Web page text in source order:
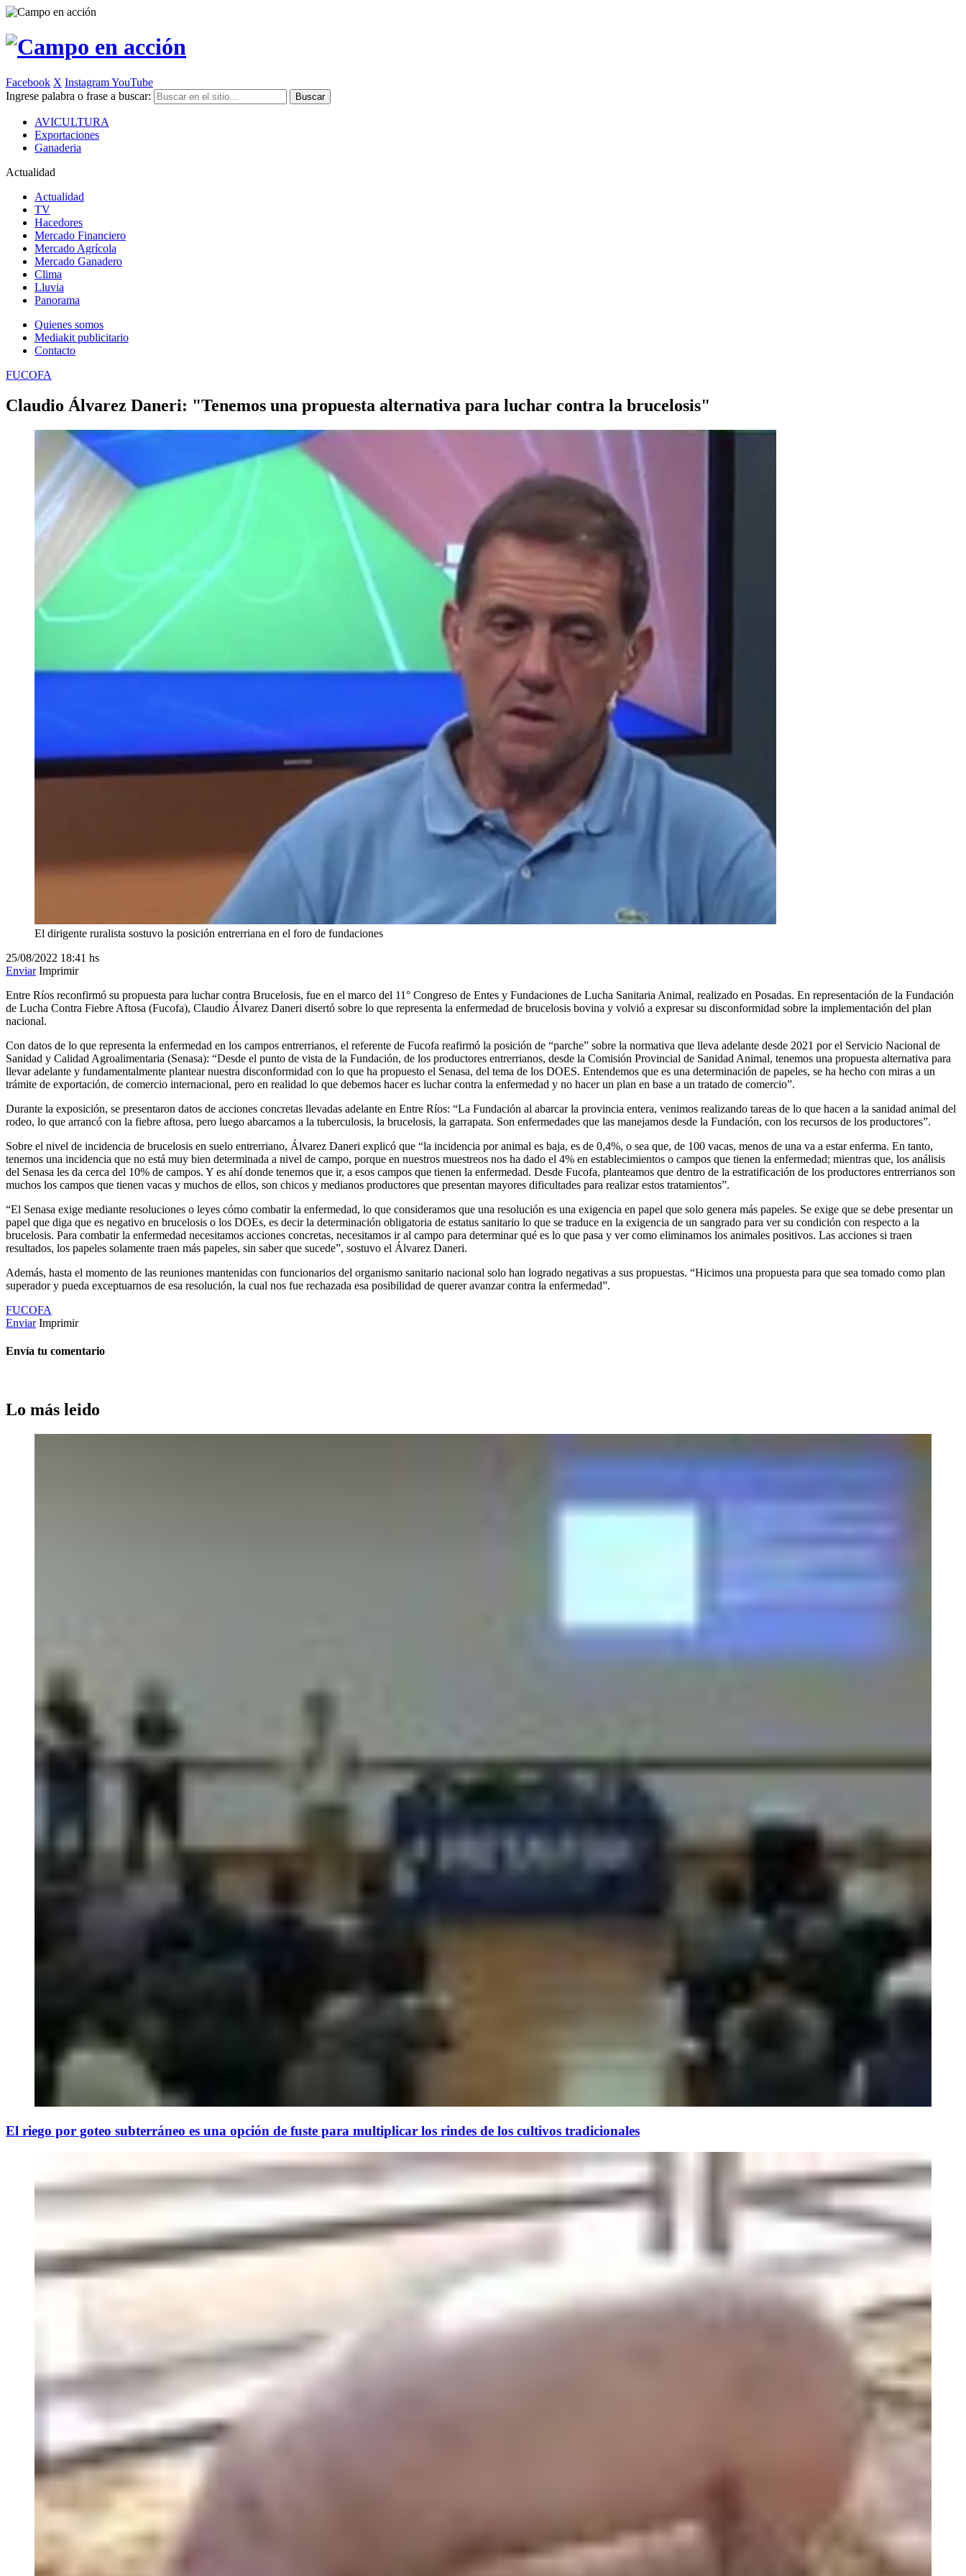
Facebook X InstagramYouTube
Ingrese palabra o frase a buscar:
AVICULTURA
Exportaciones
Ganaderia
Actualidad
Actualidad
TV
Hacedores
Mercado Financiero
Mercado Agrícola
Mercado Ganadero
Clima
Lluvia
Panorama
Quienes somos
Mediakit publicitario
Contacto
FUCOFA
Claudio Álvarez Daneri: "Tenemos una propuesta alternativa para luchar contra la brucelosis"
El dirigente ruralista sostuvo la posición entrerriana en el foro de fundaciones
25/08/2022 18:41 hs
Enviar Imprimir
Entre Ríos reconfirmó su propuesta para luchar contra Brucelosis, fue en el marco del 11° Congreso de Entes y Fundaciones de Lucha Sanitaria Animal, realizado en Posadas. En representación de la Fundación
de Lucha Contra Fiebre Aftosa (Fucofa), Claudio Álvarez Daneri disertó sobre lo que representa la enfermedad de brucelosis bovina y volvió a expresar su disconformidad sobre la implementación del plan
nacional.
Con datos de lo que representa la enfermedad en los campos entrerrianos, el referente de Fucofa reafirmó la posición de “parche” sobre la normativa que lleva adelante desde 2021 por el Servicio Nacional de
Sanidad y Calidad Agroalimentaria (Senasa): “Desde el punto de vista de la Fundación, de los productores entrerrianos, desde la Comisión Provincial de Sanidad Animal, tenemos una propuesta alternativa para
llevar adelante y fundamentalmente plantear nuestra disconformidad con lo que ha propuesto el Senasa, del tema de los DOES. Entendemos que es una determinación de papeles, se ha hecho con miras a un
trámite de exportación, de comercio internacional, pero en realidad lo que debemos hacer es luchar contra la enfermedad y no hacer un plan en base a un tratado de comercio”.
Durante la exposición, se presentaron datos de acciones concretas llevadas adelante en Entre Ríos: “La Fundación al abarcar la provincia entera, venimos realizando tareas de lo que hacen a la sanidad animal del
rodeo, lo que arrancó con la fiebre aftosa, pero luego abarcamos a la tuberculosis, la brucelosis, la garrapata. Son enfermedades que las manejamos desde la Fundación, con los recursos de los productores”.
Sobre el nivel de incidencia de brucelosis en suelo entrerriano, Álvarez Daneri explicó que “la incidencia por animal es baja, es de 0,4%, o sea que, de 100 vacas, menos de una va a estar enferma. En tanto,
tenemos una incidencia que no está muy bien determinada a nivel de campo, porque en nuestros muestreos nos ha dado el 4% en establecimientos o campos que tienen la enfermedad; mientras que, los análisis
del Senasa les da cerca del 10% de campos. Y es ahí donde tenemos que ir, a esos campos que tienen la enfermedad. Desde Fucofa, planteamos que dentro de la estratificación de los productores entrerrianos son
muchos los campos que tienen vacas y muchos de ellos, son chicos y medianos productores que presentan mayores dificultades para realizar estos tratamientos”.
“El Senasa exige mediante resoluciones o leyes cómo combatir la enfermedad, lo que consideramos que una resolución es una exigencia en papel que solo genera más papeles. Se exige que se debe presentar un
papel que diga que es negativo en brucelosis o los DOEs, es decir la determinación obligatoria de estatus sanitario lo que se traduce en la exigencia de un sangrado para ver su condición con respecto a la
brucelosis. Para combatir la enfermedad necesitamos acciones concretas, necesitamos ir al campo para determinar qué es lo que pasa y ver como eliminamos los animales positivos. Las acciones si traen
resultados, los papeles solamente traen más papeles, sin saber que sucede”, sostuvo el Álvarez Daneri.
Además, hasta el momento de las reuniones mantenidas con funcionarios del organismo sanitario nacional solo han logrado negativas a sus propuestas. “Hicimos una propuesta para que sea tomado como plan
superador y pueda exceptuarnos de esa resolución, la cual nos fue rechazada esa posibilidad de querer avanzar contra la enfermedad”.
FUCOFA
Enviar Imprimir
Envía tu comentario
Lo más leido
El riego por goteo subterráneo es una opción de fuste para multiplicar los rindes de los cultivos tradicionales